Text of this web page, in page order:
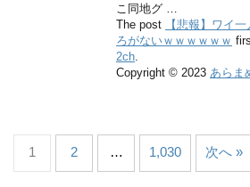
こ同地グ …
The post
【悲報】ワイ
ろがないｗｗｗｗｗｗ
2ch
Copyright © 2023 あらま
1 2 … 1,030 次へ »